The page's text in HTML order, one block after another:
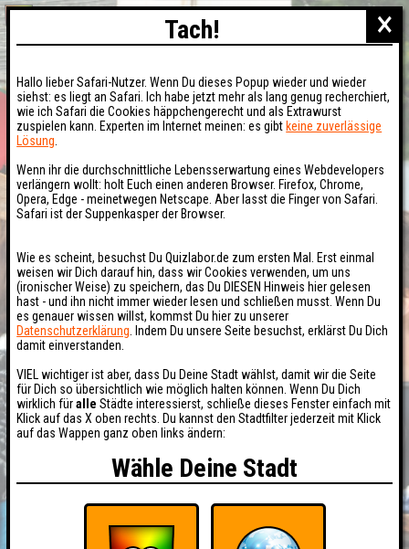
×
Tach!
Hallo lieber Safari-Nutzer. Wenn Du dieses Popup wieder und wieder
siehst: es liegt an Safari. Ich habe jetzt mehr als lang genug recherchiert,
wie ich Safari die Cookies häppchengerecht und als Extrawurst
zuspielen kann. Experten im Internet meinen: es gibt keine zuverlässige
Lösung
Wenn ihr die durchschnittliche Lebensserwartung eines Webdevelopers
verlängern wollt: holt Euch einen anderen Browser. Firefox, Chrome,
Opera, Edge - meinetwegen Netscape. Aber lasst die Finger von Safari.
Safari ist der Suppenkasper der Browser.
Wie es scheint, besuchst Du Quizlabor.de zum ersten Mal. Erst einmal
weisen wir Dich darauf hin, dass wir Cookies verwenden, um uns
(ironischer Weise) zu speichern, das Du DIESEN Hinweis hier gelesen
hast - und ihn nicht immer wieder lesen und schließen musst. Wenn Du
es genauer wissen willst, kommst Du hier zu unserer
Datenschutzerklärung . Indem Du unsere Seite besuchst, erklärst Du Dich
damit einverstanden.
VIEL wichtiger ist aber, dass Du Deine Stadt wählst, damit wir die Seite
für Dich so übersichtlich wie möglich halten können. Wenn Du Dich
wirklich füralle Städte interessierst, schließe dieses Fenster einfach mit
Klick auf das X oben rechts. Du kannst den Stadtfilter jederzeit mit Klick
auf das Wappen ganz oben links ändern:
Wähle Deine Stadt